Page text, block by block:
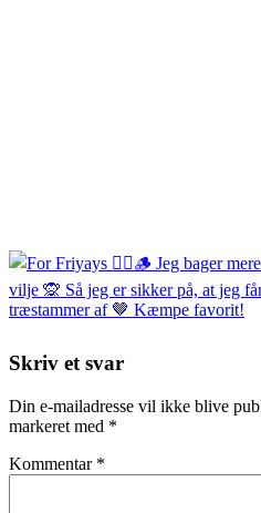
Skriv et svar
Din e-mailadresse vil ikke blive
markeret med *
Kommentar *